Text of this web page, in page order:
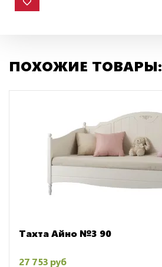
ПОХОЖИЕ ТОВАРЫ:
Тахта Айно №3 90
27 753 руб